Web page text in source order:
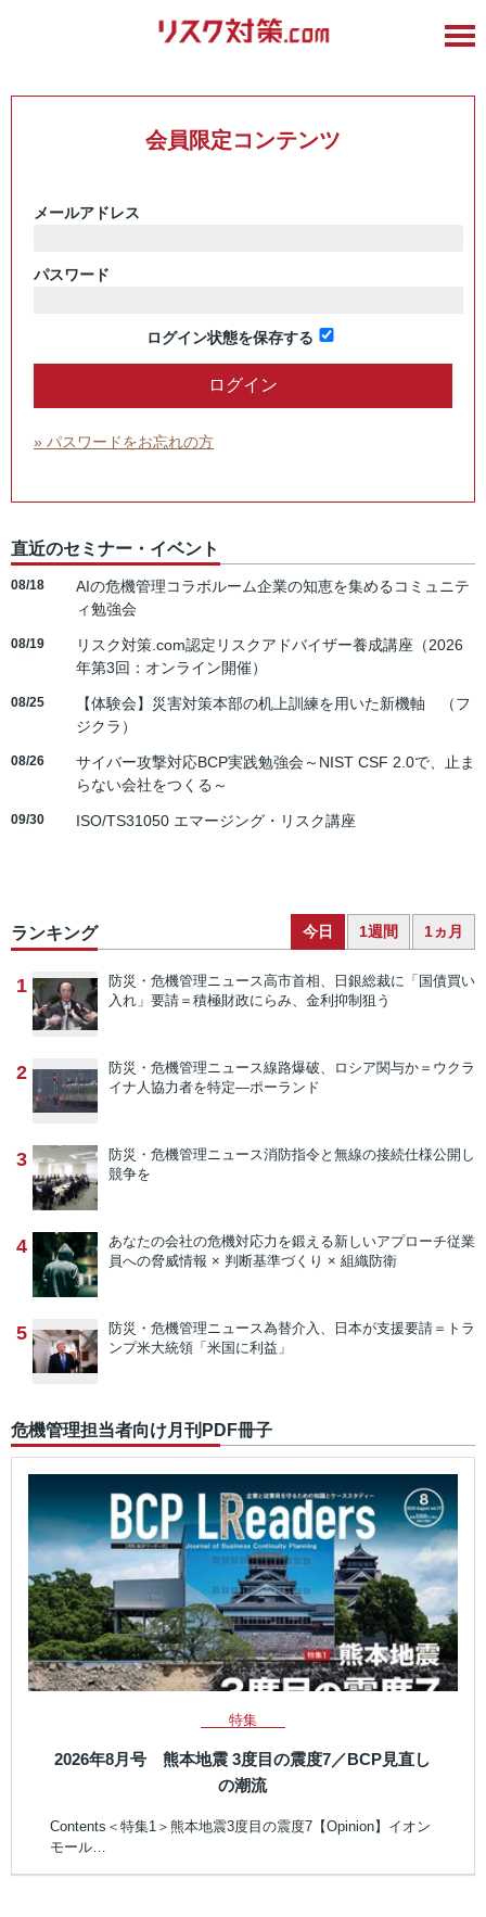
会員限定コンテンツ
メールアドレス
パスワード
ログイン状態を保存する
» パスワードをお忘れの方
直近のセミナー・イベント
08/18
AIの危機管理コラボルーム企業の知恵を集めるコミュニテ
ィ勉強会
08/19
リスク対策.com認定リスクアドバイザー養成講座（2026
年第3回：オンライン開催）
08/25
【体験会】災害対策本部の机上訓練を用いた新機軸 （フ
ジクラ）
08/26
サイバー攻撃対応BCP実践勉強会～NIST CSF 2.0で、止ま
らない会社をつくる～
09/30 ISO/TS31050 エマージング・リスク講座
ランキング 今日 1週間 1ヵ月
1 防災・危機管理ニュース高市首相、日銀総裁に「国債買い
入れ」要請＝積極財政にらみ、金利抑制狙う
2 防災・危機管理ニュース線路爆破、ロシア関与か＝ウクラ
イナ人協力者を特定―ポーランド
3 防災・危機管理ニュース消防指令と無線の接続仕様公開し
競争を
4 あなたの会社の危機対応力を鍛える新しいアプローチ従業
員への脅威情報 × 判断基準づくり × 組織防衛
5 防災・危機管理ニュース為替介入、日本が支援要請＝トラ
ンプ米大統領「米国に利益」
危機管理担当者向け月刊PDF冊子
特集
2026年8月号 熊本地震 3度目の震度7／BCP見直し
の潮流
Contents＜特集1＞熊本地震3度目の震度7【Opinion】イオン
モール…